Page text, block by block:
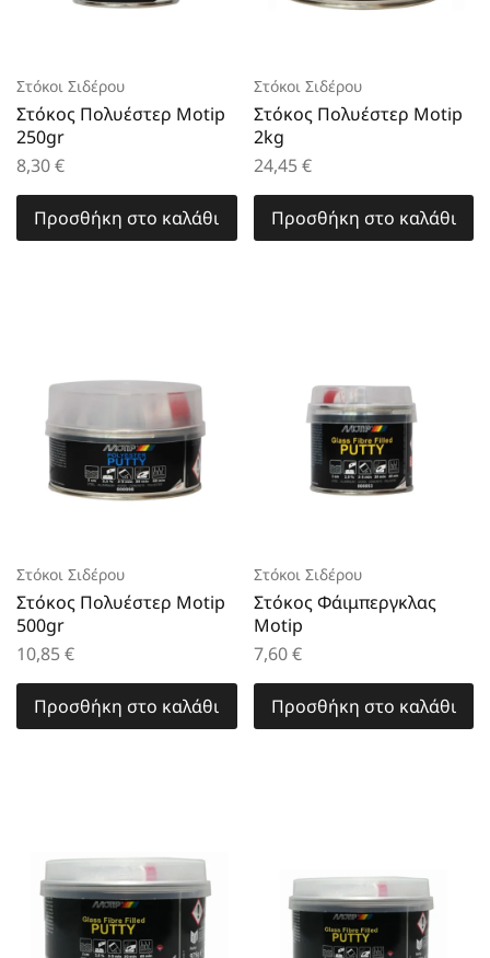
Στόκοι Σιδέρου
Στόκος Πολυέστερ Motip
250gr
8,30€
Προσθήκη στο καλάθι
Στόκοι Σιδέρου
Στόκος Πολυέστερ Motip
2kg
24,45€
Προσθήκη στο καλάθι
Στόκοι Σιδέρου
Στόκος Πολυέστερ Motip
500gr
10,85€
Προσθήκη στο καλάθι
Στόκοι Σιδέρου
Στόκος Φάιμπεργκλας
Motip
7,60€
Προσθήκη στο καλάθι